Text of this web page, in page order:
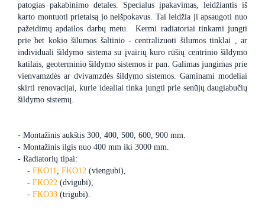
patogias pakabinimo detales. Specialus įpakavimas, leidžiantis iš
karto montuoti prietaisą jo neišpokavus. Tai leidžia ji apsaugoti nuo
pažeidimų apdailos darbų metu. Kermi radiatoriai tinkami jungti
prie bet kokio šilumos šaltinio - centralizuoti šilumos tinklai , ar
individuali šildymo sistema su įvairių kuro rūšių centrinio šildymo
katilais, geoterminio šildymo sistemos ir pan. Galimas jungimas prie
vienvamzdės ar dvivamzdės šildymo sistemos. Gaminami modeliai
skirti renovacijai, kurie idealiai tinka jungti prie senūjų daugiabučių
šildymo sistemų.
- Montažinis aukštis 300, 400, 500, 600, 900 mm.
- Montažinis ilgis nuo 400 mm iki 3000 mm.
- Radiatorių tipai:
- FKO11, FKO12 (viengubi),
- FKO22 (dvigubi),
- FKO33 (trigubi).